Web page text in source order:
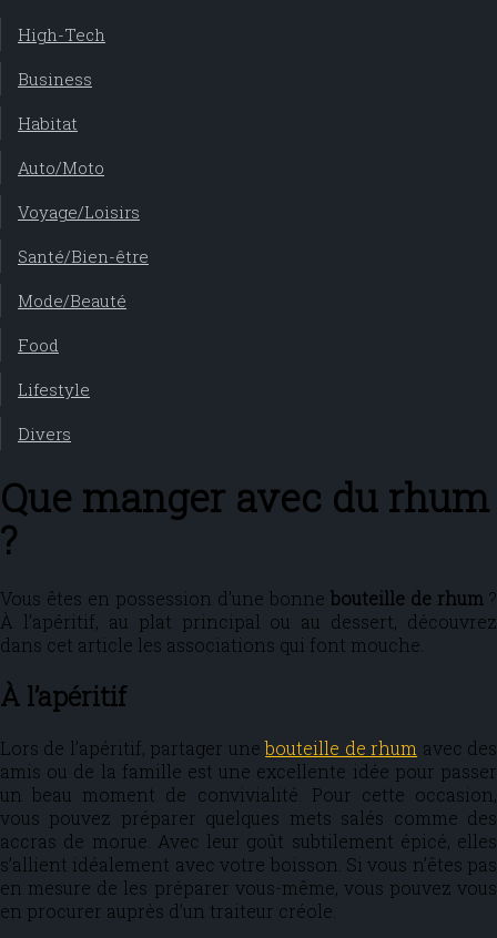
High-Tech
Business
Habitat
Auto/Moto
Voyage/Loisirs
Santé/Bien-être
Mode/Beauté
Food
Lifestyle
Divers
Que manger avec du rhum
?
Vous êtes en possession d’une bonne bouteille de rhum ?
À l’apéritif, au plat principal ou au dessert, découvrez
dans cet article les associations qui font mouche.
À l’apéritif
Lors de l’apéritif, partager unebouteille de rhum avec des
amis ou de la famille est une excellente idée pour passer
un beau moment de convivialité. Pour cette occasion,
vous pouvez préparer quelques mets salés comme des
accras de morue. Avec leur goût subtilement épicé, elles
s’allient idéalement avec votre boisson. Si vous n’êtes pas
en mesure de les préparer vous-même, vous pouvez vous
en procurer auprès d’un traiteur créole.